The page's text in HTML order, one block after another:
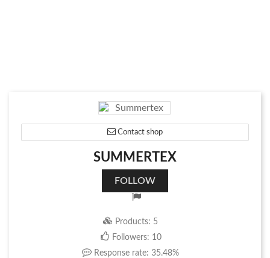
Contact shop
SUMMERTEX
FOLLOW
Products: 5
Followers: 10
Response rate: 35.48%